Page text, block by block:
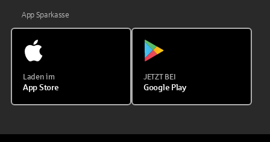
App Sparkasse
Laden im
App Store
JETZT BEI
Google Play